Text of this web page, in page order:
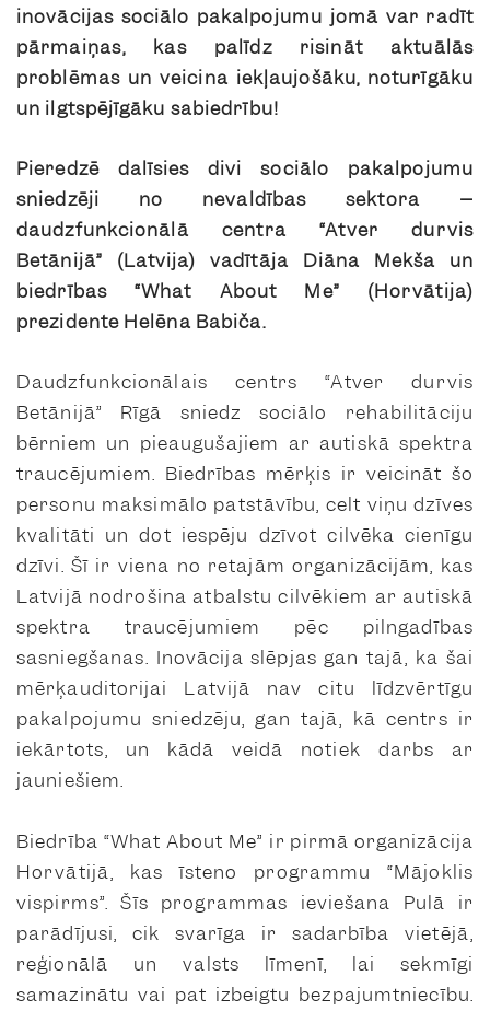
inovācijas sociālo pakalpojumu jomā var radīt
pārmaiņas, kas palīdz risināt aktuālās
problēmas un veicina iekļaujošāku, noturīgāku
un ilgtspējīgāku sabiedrību!
Pieredzē dalīsies divi sociālo pakalpojumu
sniedzēji no nevaldības sektora –
daudzfunkcionālā centra “Atver durvis
Betānijā” (Latvija) vadītāja Diāna Mekša un
biedrības “What About Me” (Horvātija)
prezidente Helēna Babiča.
Daudzfunkcionālais centrs “Atver durvis
Betānijā” Rīgā sniedz sociālo rehabilitāciju
bērniem un pieaugušajiem ar autiskā spektra
traucējumiem. Biedrības mērķis ir veicināt šo
personu maksimālo patstāvību, celt viņu dzīves
kvalitāti un dot iespēju dzīvot cilvēka cienīgu
dzīvi. Šī ir viena no retajām organizācijām, kas
Latvijā nodrošina atbalstu cilvēkiem ar autiskā
spektra traucējumiem pēc pilngadības
sasniegšanas. Inovācija slēpjas gan tajā, ka šai
mērķauditorijai Latvijā nav citu līdzvērtīgu
pakalpojumu sniedzēju, gan tajā, kā centrs ir
iekārtots, un kādā veidā notiek darbs ar
jauniešiem.
Biedrība “What About Me” ir pirmā organizācija
Horvātijā, kas īsteno programmu “Mājoklis
vispirms”. Šīs programmas ieviešana Pulā ir
parādījusi, cik svarīga ir sadarbība vietējā,
reģionālā un valsts līmenī, lai sekmīgi
samazinātu vai pat izbeigtu bezpajumtniecību.